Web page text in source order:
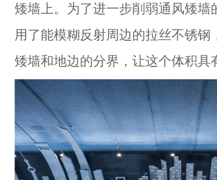
矮墙上。为了进一步削弱通风矮墙
用了能模糊反射周边的拉丝不锈钢
矮墙和地边的分界，让这个体积具